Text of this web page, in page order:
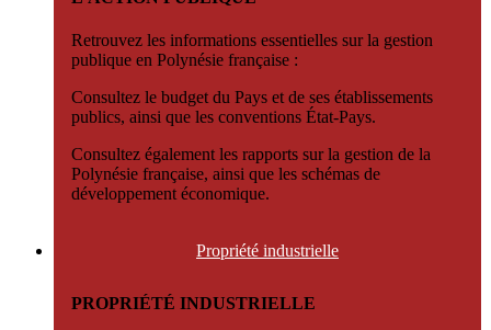
Retrouvez les informations essentielles sur la gestion
publique en Polynésie française :
Consultez le budget du Pays et de ses établissements
publics, ainsi que les conventions État-Pays.
Consultez également les rapports sur la gestion de la
Polynésie française, ainsi que les schémas de
développement économique.
Propriété industrielle
PROPRIÉTÉ INDUSTRIELLE